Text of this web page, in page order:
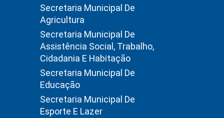
Secretaria Municipal De
Agricultura
Secretaria Municipal De
Assistência Social, Trabalho,
Cidadania E Habitação
Secretaria Municipal De
Educação
Secretaria Municipal De
Esporte E Lazer